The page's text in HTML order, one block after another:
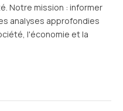
Notre mission : informer
analyses approfondies
l'économie et la